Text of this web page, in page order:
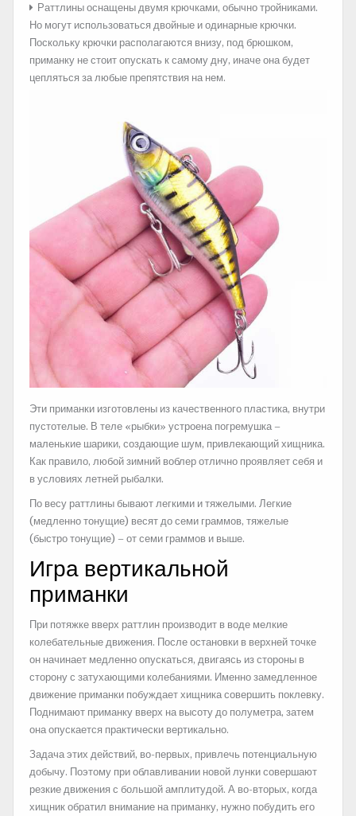
Раттлины оснащены двумя крючками, обычно тройниками.
Но могут использоваться двойные и одинарные крючки.
Поскольку крючки располагаются внизу, под брюшком,
приманку не стоит опускать к самому дну, иначе она будет
цепляться за любые препятствия на нем.
Эти приманки изготовлены из качественного пластика, внутри
пустотелые. В теле «рыбки» устроена погремушка –
маленькие шарики, создающие шум, привлекающий хищника.
Как правило, любой зимний воблер отлично проявляет себя и
в условиях летней рыбалки.
По весу раттлины бывают легкими и тяжелыми. Легкие
(медленно тонущие) весят до семи граммов, тяжелые
(быстро тонущие) – от семи граммов и выше.
Игра вертикальной
приманки
При потяжке вверх раттлин производит в воде мелкие
колебательные движения. После остановки в верхней точке
он начинает медленно опускаться, двигаясь из стороны в
сторону с затухающими колебаниями. Именно замедленное
движение приманки побуждает хищника совершить поклевку.
Поднимают приманку вверх на высоту до полуметра, затем
она опускается практически вертикально.
Задача этих действий, во-первых, привлечь потенциальную
добычу. Поэтому при облавливании новой лунки совершают
резкие движения с большой амплитудой. А во-вторых, когда
хищник обратил внимание на приманку, нужно побудить его